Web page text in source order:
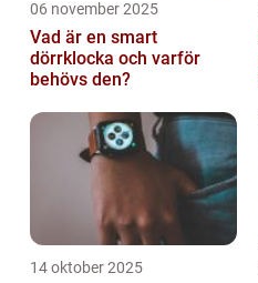
06 november 2025
Vad är en smart
dörrklocka och varför
behövs den?
14 oktober 2025